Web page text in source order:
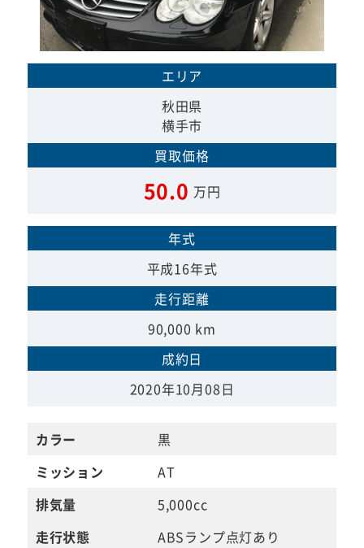
エリア
秋田県
横手市
買取価格
50.0 万円
年式
平成16年式
走行距離
90,000 km
成約日
2020年10月08日
カラー
黒
ミッション
AT
排気量
5,000cc
走行状態
ABSランプ点灯あり